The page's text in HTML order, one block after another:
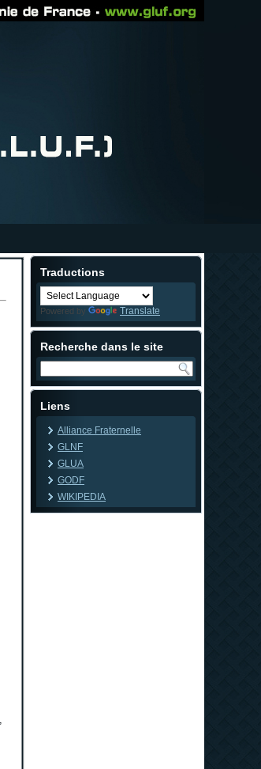
Traductions
Powered by Translate
Recherche dans le site
Liens
Alliance Fraternelle
GLNF
GLUA
GODF
WIKIPEDIA